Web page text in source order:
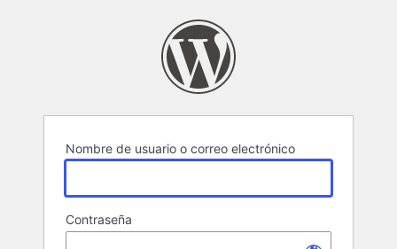
Nombre de usuario o correo electrónico
Contraseña